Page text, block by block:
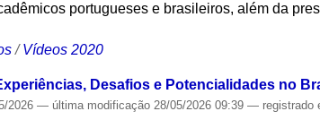
portugueses e brasileiros, além da
/Vídeos 2020
Desafios e Potencialidades no
2026— última modificação 28/05/2026 09:39— registrado